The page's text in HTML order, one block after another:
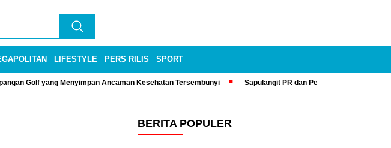
LIFESTYLE PERS RILIS SPORT
Golf yang Menyimpan Ancaman Kesehatan Tersembunyi Sapulangit PR dan Persrilis.com Bisa
BERITA POPULER